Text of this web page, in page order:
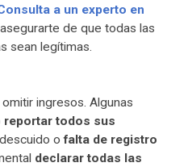
a un experto en
de que todas las
sean legítimas.
ingresos. Algunas
reportar todos sus
o falta de registro
declarar todas las